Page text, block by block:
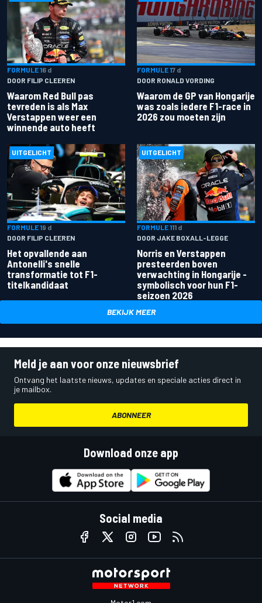
FORMULE 16 d
DOOR FILIP CLEEREN
Waarom Red Bull pas
tevreden is als Max
Verstappen weer een
winnende auto heeft
FORMULE 17 d
DOOR RONALD VORDING
Waarom de GP van Hongarije
was zoals iedere F1-race in
2026 zou moeten zijn
UITGELICHT
FORMULE 19 d
DOOR FILIP CLEEREN
Het opvallende aan
Antonelli's snelle
transformatie tot F1-
titelkandidaat
UITGELICHT
FORMULE 111 d
DOOR JAKE BOXALL-LEGGE
Norris en Verstappen
presteerden boven
verwachting in Hongarije -
symbolisch voor hun F1-
seizoen 2026
BEKIJK MEER
Meld je aan voor onze nieuwsbrief
Ontvang het laatste nieuws, updates en speciale acties direct in
je mailbox.
ABONNEER
Download onze app
Social media